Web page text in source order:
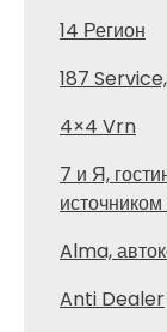
14 Регион
187
4×4 Vrn
7 и Я,
Alma,
Anti Dealer